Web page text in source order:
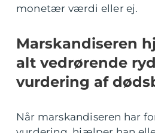
monetær værdi eller ej.
Marskandiseren
alt vedrørende
vurdering af
Når marskandiseren har